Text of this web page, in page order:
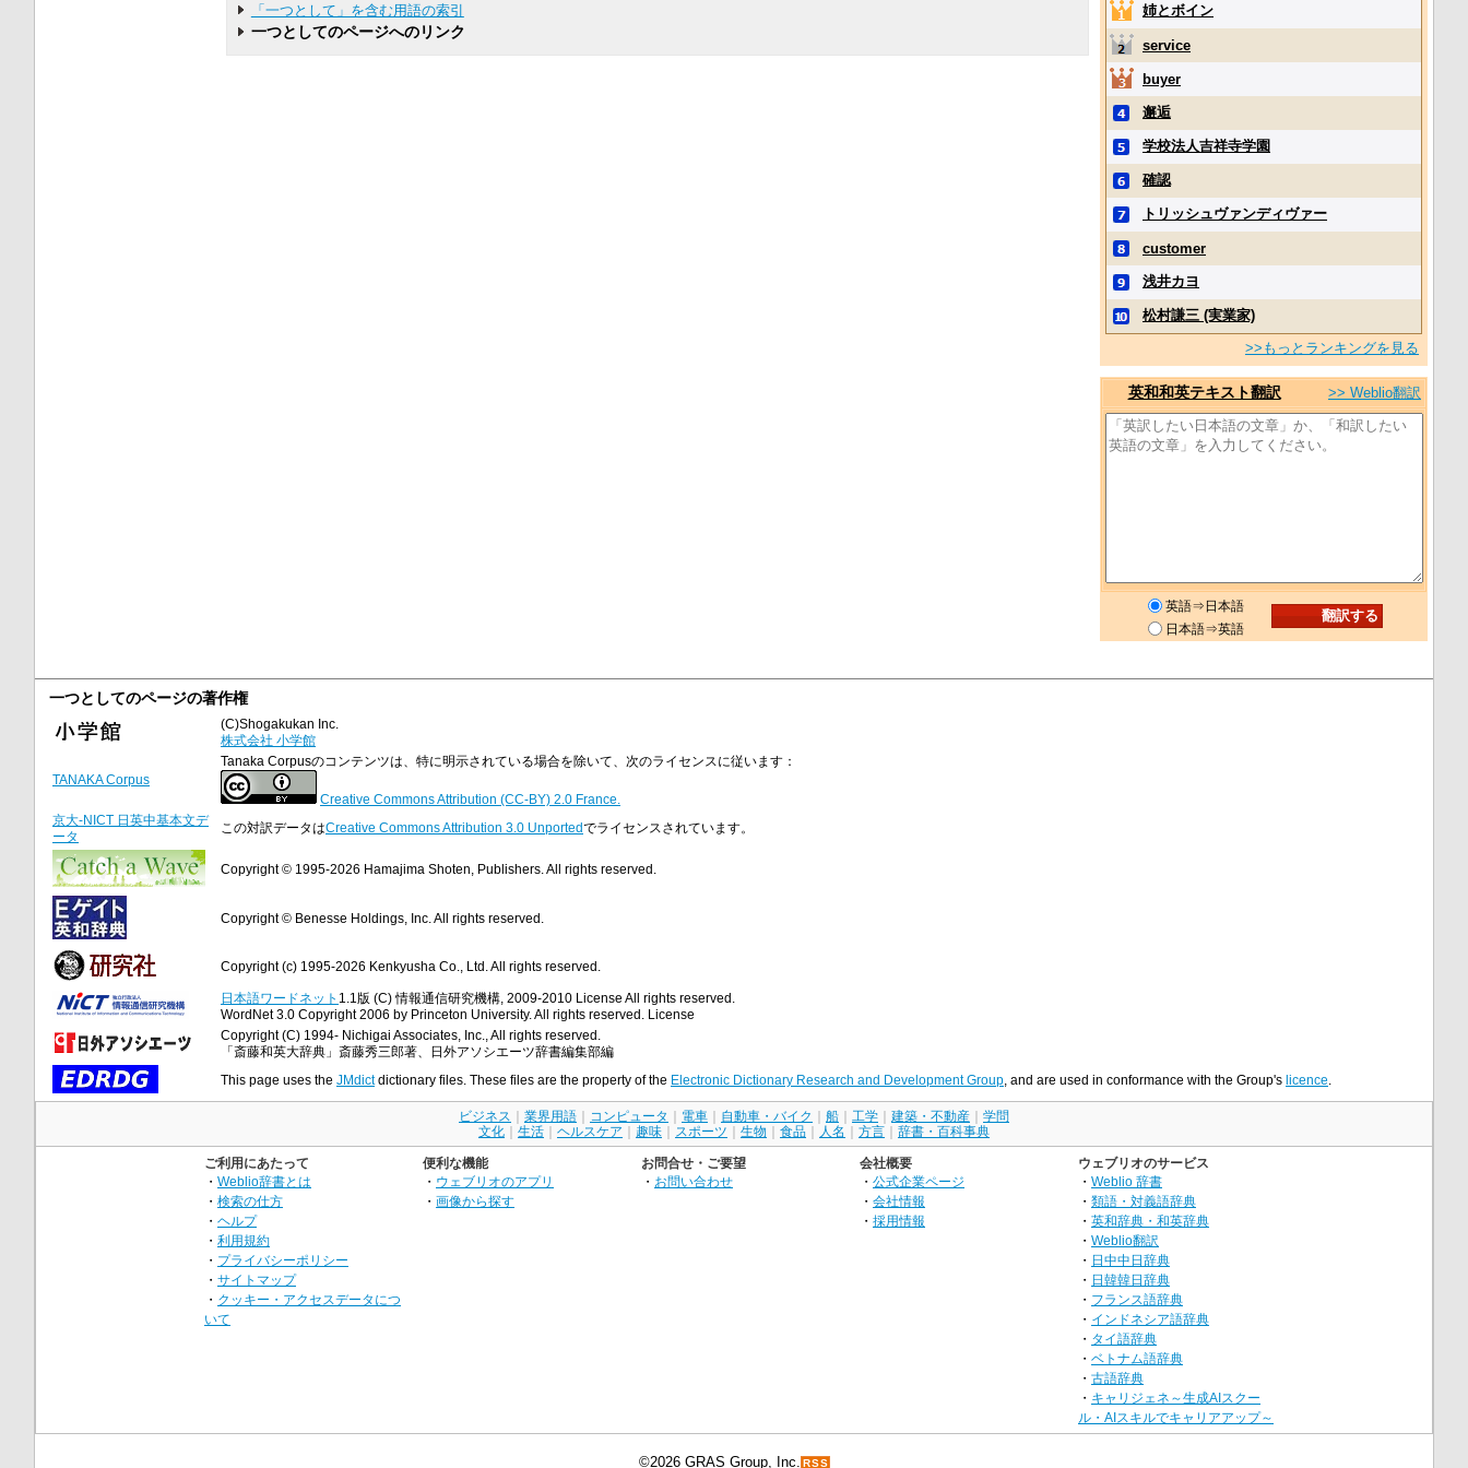
「一つとして」を含む用語の索引
一つとしてのページへのリンク
姉とボイン
service
buyer
邂逅
学校法人吉祥寺学園
確認
トリッシュヴァンディヴァー
customer
浅井カヨ
松村謙三 (実業家)
>>もっとランキングを見る
英和和英テキスト翻訳 >> Weblio翻訳
英語⇒日本語
日本語⇒英語
一つとしてのページの著作権
(C)Shogakukan Inc.
株式会社 小学館
TANAKA Corpus
Tanaka Corpusのコンテンツは、特に明示されている場合を除いて、次のライセンスに従います：
Creative Commons Attribution (CC-BY) 2.0 France.
京大-NICT 日英中基本文デ
ータ
この対訳データはCreative Commons Attribution 3.0 Unportedでライセンスされています。
Copyright © 1995-2026 Hamajima Shoten, Publishers. All rights reserved.
Copyright © Benesse Holdings, Inc. All rights reserved.
Copyright (c) 1995-2026 Kenkyusha Co., Ltd. All rights reserved.
日本語ワードネット 1.1版 (C) 情報通信研究機構, 2009-2010 License All rights reserved.
WordNet 3.0 Copyright 2006 by Princeton University. All rights reserved. License
Copyright (C) 1994- Nichigai Associates, Inc., All rights reserved.
「斎藤和英大辞典」斎藤秀三郎著、日外アソシエーツ辞書編集部編
This page uses the JMdictdictionary files. These files are the property of the Electronic Dictionary Research and Development Group , and are used in conformance with the Group's licence
ビジネス 業界用語 コンピュータ 電車 自動車・バイク 船 工学 建築・不動産
学問
文化
生活 ヘルスケア 趣味 スポーツ 生物 食品 人名 方言 辞書・百科事典
ご利用にあたって
・ Weblio辞書とは
・ 検索の仕方
・ ヘルプ
・ 利用規約
・ プライバシーポリシー
・ サイトマップ
・ クッキー・アクセスデータにつ
いて
便利な機能
・ ウェブリオのアプリ
・ 画像から探す
お問合せ・ご要望
・ お問い合わせ
会社概要
・ 公式企業ページ
・ 会社情報
・ 採用情報
ウェブリオのサービス
・ Weblio 辞書
・ 類語・対義語辞典
・ 英和辞典・和英辞典
・ Weblio翻訳
・ 日中中日辞典
・ 日韓韓日辞典
・ フランス語辞典
・ インドネシア語辞典
・ タイ語辞典
・ ベトナム語辞典
・ 古語辞典
・ キャリジェネ～生成AIスクー
ル・AIスキルでキャリアアップ～
©2026 GRAS Group, Inc. RSS